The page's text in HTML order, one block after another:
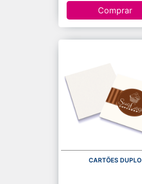
Comprar
CARTÕES DUPLO